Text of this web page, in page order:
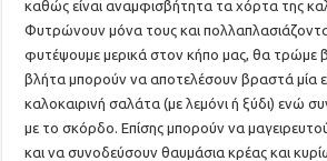
καθώς είναι αναμφισβήτητα τα χόρτα της
Φυτρώνουν μόνα τους και
φυτέψουμε μερικά στον κήπο μας, θα τρώμε
βλήτα μπορούν να αποτελέσουν βραστά μία
καλοκαιρινή σαλάτα (με λεμόνι ή ξύδι) ενώ
με το σκόρδο. Επίσης μπορούν να
και να συνοδεύσουν θαυμάσια κρέας και